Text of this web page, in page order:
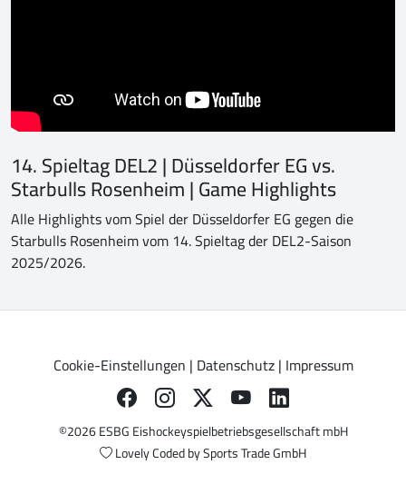
14. Spieltag DEL2 | Düsseldorfer EG vs.
Starbulls Rosenheim | Game Highlights
Alle Highlights vom Spiel der Düsseldorfer EG gegen die
Starbulls Rosenheim vom 14. Spieltag der DEL2-Saison
2025/2026.
Cookie-Einstellungen | Datenschutz| Impressum
©2026 ESBG Eishockeyspielbetriebsgesellschaft mbH
Lovely Coded bySports Trade GmbH